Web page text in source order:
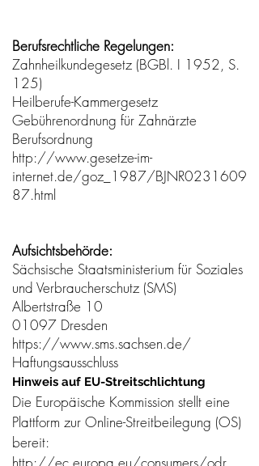
Berufsrechtliche Regelungen:
Zahnheilkundegesetz (BGBl. I 1952, S.
125)
Heilberufe-Kammergesetz
Gebührenordnung für Zahnärzte
Berufsordnung
http://www.gesetze-im-
internet.de/goz_1987/BJNR0231609
87.html
Aufsichtsbehörde:
Sächsische Staatsministerium für Soziales
und Verbraucherschutz (SMS)
Albertstraße 10
01097 Dresden
https://www.sms.sachsen.de/
Haftungsausschluss
Hinweis auf EU-Streitschlichtung
Die Europäische Kommission stellt eine
Plattform zur Online-Streitbeilegung (OS)
bereit: